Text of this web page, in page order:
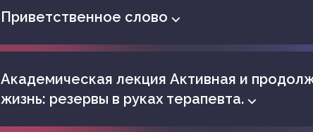
Приветственное слово ⌵
Академическая лекция Активная и
жизнь: резервы в руках терапевта. ⌵